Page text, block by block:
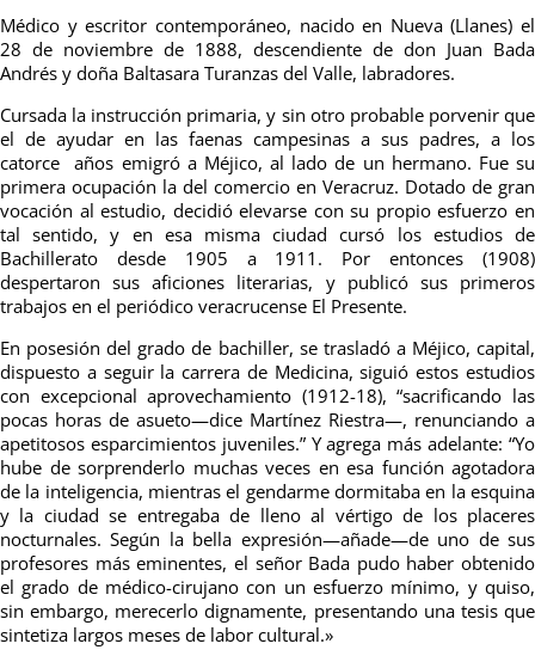
Médico y escritor contemporáneo, nacido en Nueva (Llanes) el
28 de noviembre de 1888, descendiente de don Juan Bada
Andrés y doña Baltasara Turanzas del Valle, labradores.
Cursada la instrucción primaria, y sin otro probable porvenir que
el de ayudar en las faenas campesinas a sus padres, a los
catorce años emigró a Méjico, al lado de un hermano. Fue su
primera ocupación la del comercio en Veracruz. Dotado de gran
vocación al estudio, decidió elevarse con su propio esfuerzo en
tal sentido, y en esa misma ciudad cursó los estudios de
Bachillerato desde 1905 a 1911. Por entonces (1908)
despertaron sus aficiones literarias, y publicó sus primeros
trabajos en el periódico veracrucense El Presente.
En posesión del grado de bachiller, se trasladó a Méjico, capital,
dispuesto a seguir la carrera de Medicina, siguió estos estudios
con excepcional aprovechamiento (1912-18), “sacrificando las
pocas horas de asueto—dice Martínez Riestra—, renunciando a
apetitosos esparcimientos juveniles.” Y agrega más adelante: “Yo
hube de sorprenderlo muchas veces en esa función agotadora
de la inteligencia, mientras el gendarme dormitaba en la esquina
y la ciudad se entregaba de lleno al vértigo de los placeres
nocturnales. Según la bella expresión—añade—de uno de sus
profesores más eminentes, el señor Bada pudo haber obtenido
el grado de médico-cirujano con un esfuerzo mínimo, y quiso,
sin embargo, merecerlo dignamente, presentando una tesis que
sintetiza largos meses de labor cultural.»